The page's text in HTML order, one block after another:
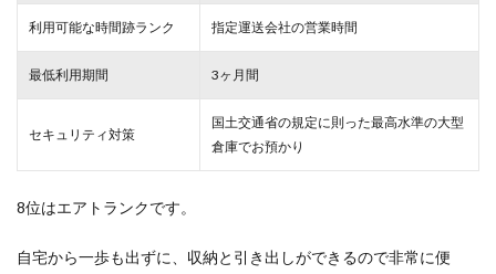
利用可能な時間跡ランク 指定運送会社の営業時間
最低利用期間 3ヶ月間
セキュリティ対策
国土交通省の規定に則った最高水準の大型
倉庫でお預かり
8位はエアトランクです。
自宅から一歩も出ずに、収納と引き出しができるので非常に便